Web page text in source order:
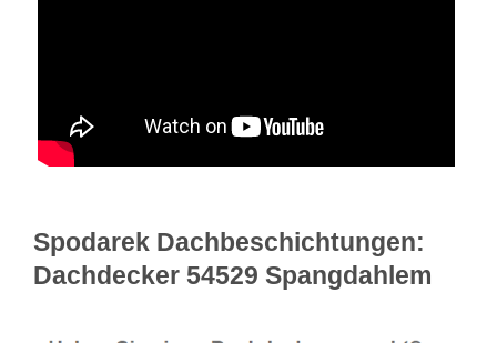
Spodarek Dachbeschichtungen:
Dachdecker 54529 Spangdahlem